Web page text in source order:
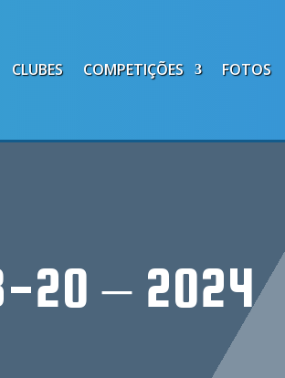
CLUBES COMPETIÇÕES FOTOS
20 – 2024